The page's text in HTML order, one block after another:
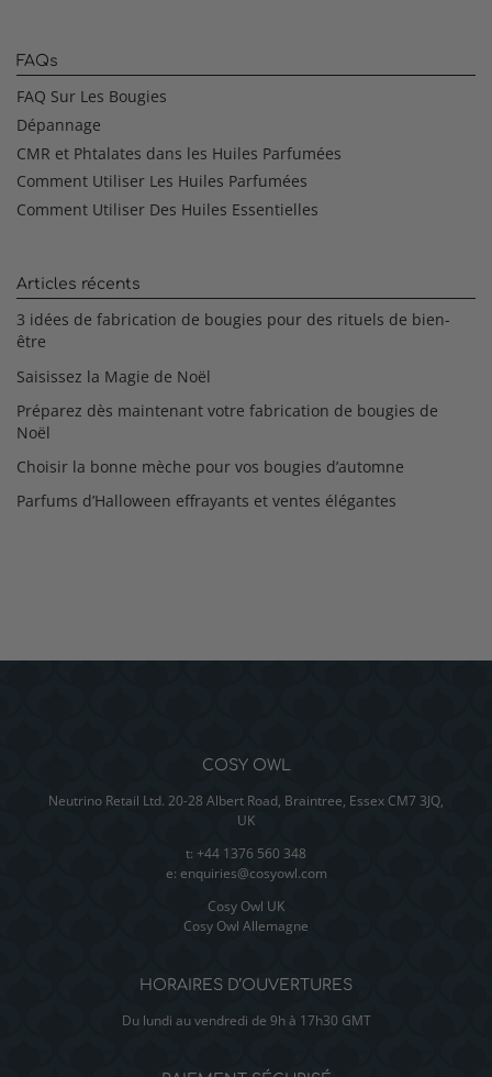
FAQs
FAQ Sur Les Bougies
Dépannage
CMR et Phtalates dans les Huiles Parfumées
Comment Utiliser Les Huiles Parfumées
Comment Utiliser Des Huiles Essentielles
Articles récents
3 idées de fabrication de bougies pour des rituels de bien-
être
Saisissez la Magie de Noël
Préparez dès maintenant votre fabrication de bougies de
Noël
Choisir la bonne mèche pour vos bougies d’automne
Parfums d’Halloween effrayants et ventes élégantes
COSY OWL
Neutrino Retail Ltd. 20-28 Albert Road, Braintree, Essex CM7 3JQ,
UK
t: +44 1376 560 348
e: enquiries@cosyowl.com
Cosy Owl UK
Cosy Owl Allemagne
HORAIRES D’OUVERTURES
Du lundi au vendredi de 9h à 17h30 GMT